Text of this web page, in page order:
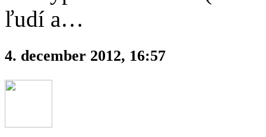
ľudí a…
4. december 2012, 16:57